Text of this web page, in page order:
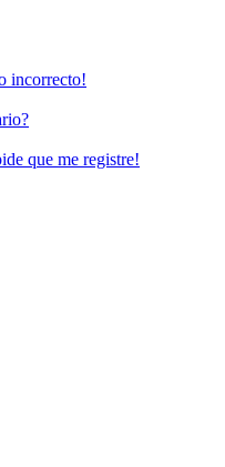
incorrecto!
que me registre!